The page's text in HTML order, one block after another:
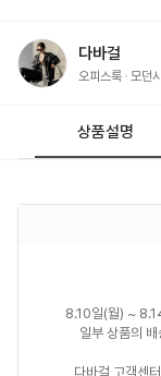
다바걸
오피스룩 모던
상품설명
8.10일(월) ~
일부 상품의
다바걸 고객센